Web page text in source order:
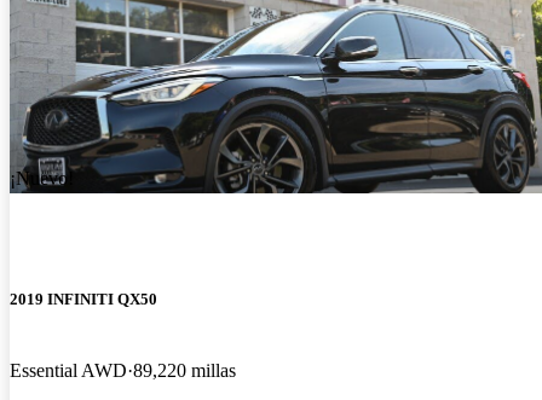
¡Nuevo!
2019 INFINITI QX50
Essential AWD 89,220 millas